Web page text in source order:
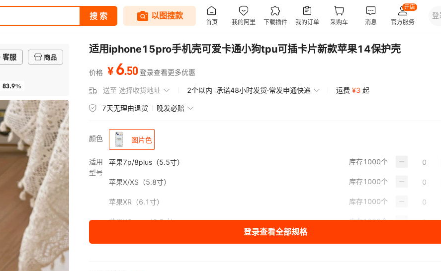
客服
商品
83.9%
适用iphone15pro手机壳可爱卡通小狗tpu可插卡片新款苹果14保护壳
价格 ¥ 6.50 登录查看更多优惠
送至 选择收货地址 2个以内 承诺48小时发货·常发申通快递 运费 ¥3 起
7天无理由退货 晚发必赔
颜色 图片色
适用
型号
苹果7p/8plus（5.5寸） 库存1000个
苹果X/XS（5.8寸） 库存1000个
苹果XR（6.1寸） 库存1000个
苹果XSmax（6.5寸） 库存1000个
登录查看全部规格